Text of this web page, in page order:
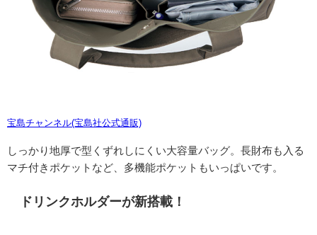
宝島チャンネル(宝島社公式通販)
しっかり地厚で型くずれしにくい大容量バッグ。長財布も入る
マチ付きポケットなど、多機能ポケットもいっぱいです。
ドリンクホルダーが新搭載！